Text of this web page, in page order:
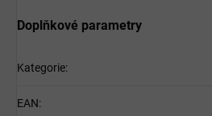
Doplňkové parametry
Kategorie:
EAN: